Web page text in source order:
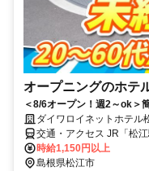
オープニングのホテ
＜8/6オープン！週2～ok＞
ダイワロイネットホテル
交通・アクセス JR「松
時給1,150円以上
島根県松江市